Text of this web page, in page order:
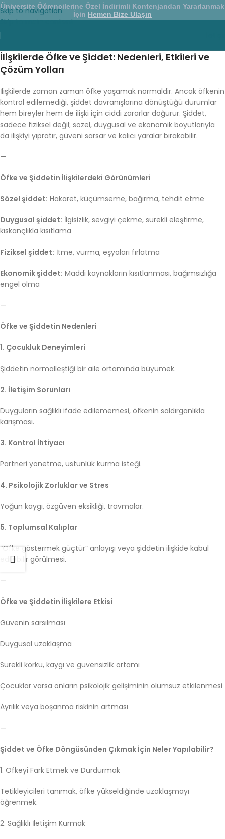
Skip to navigation
Skip to main content
Üniversite Öğrencilerine Özel İndirimli Kontenjandan Yararlanmak
İçin Hemen Bize Ulaşın
İlişkilerde Öfke ve Şiddet: Nedenleri, Etkileri ve
Çözüm Yolları
İlişkilerde zaman zaman öfke yaşamak normaldir. Ancak öfkenin
kontrol edilemediği, şiddet davranışlarına dönüştüğü durumlar
hem bireyler hem de ilişki için ciddi zararlar doğurur. Şiddet,
sadece fiziksel değil; sözel, duygusal ve ekonomik boyutlarıyla
da ilişkiyi yıpratır, güveni sarsar ve kalıcı yaralar bırakabilir.
—
Öfke ve Şiddetin İlişkilerdeki Görünümleri
Sözel şiddet: Hakaret, küçümseme, bağırma, tehdit etme
Duygusal şiddet: İlgisizlik, sevgiyi çekme, sürekli eleştirme,
kıskançlıkla kısıtlama
Fiziksel şiddet: İtme, vurma, eşyaları fırlatma
Ekonomik şiddet: Maddi kaynakların kısıtlanması, bağımsızlığa
engel olma
—
Öfke ve Şiddetin Nedenleri
1. Çocukluk Deneyimleri
Şiddetin normalleştiği bir aile ortamında büyümek.
2. İletişim Sorunları
Duyguların sağlıklı ifade edilememesi, öfkenin saldırganlıkla
karışması.
3. Kontrol İhtiyacı
Partneri yönetme, üstünlük kurma isteği.
4. Psikolojik Zorluklar ve Stres
Yoğun kaygı, özgüven eksikliği, travmalar.
5. Toplumsal Kalıplar
“Öfke göstermek güçtür” anlayışı veya şiddetin ilişkide kabul
edilebilir görülmesi.
—
Öfke ve Şiddetin İlişkilere Etkisi
Güvenin sarsılması
Duygusal uzaklaşma
Sürekli korku, kaygı ve güvensizlik ortamı
Çocuklar varsa onların psikolojik gelişiminin olumsuz etkilenmesi
Ayrılık veya boşanma riskinin artması
—
Şiddet ve Öfke Döngüsünden Çıkmak İçin Neler Yapılabilir?
1. Öfkeyi Fark Etmek ve Durdurmak
Tetikleyicileri tanımak, öfke yükseldiğinde uzaklaşmayı
öğrenmek.
2. Sağlıklı İletişim Kurmak